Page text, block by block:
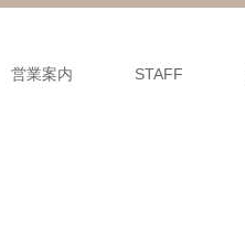
営業案内 STAFF